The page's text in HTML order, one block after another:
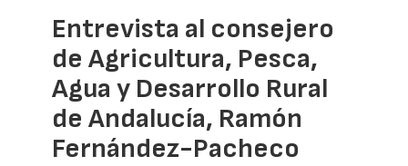
Entrevista al consejero
de Agricultura, Pesca,
Agua y Desarrollo Rural
de Andalucía, Ramón
Fernández-Pacheco